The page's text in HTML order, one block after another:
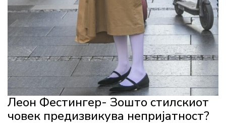
Леон Фестингер- Зошто стилскиот
човек предизвикува непријатност?